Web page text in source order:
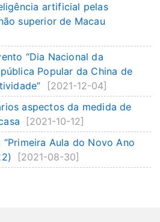
artificial pelas
superior de Macau
“Dia Nacional da
Popular da China de
[2021-12-04]
aspectos da medida de
[2021-10-12]
“Primeira Aula do Novo Ano
[2021-08-30]